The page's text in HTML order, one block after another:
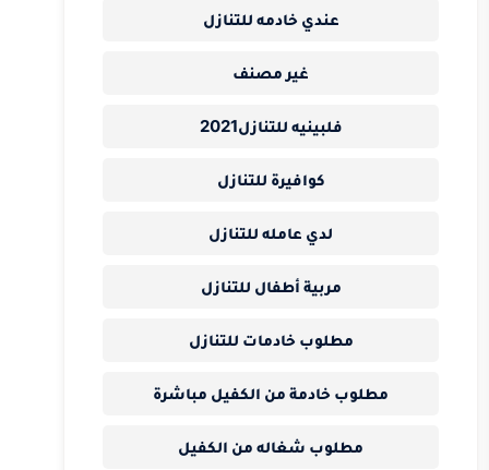
عندي خادمه للتنازل
غير مصنف
فلبينيه للتنازل2021
كوافيرة للتنازل
لدي عامله للتنازل
مربية أطفال للتنازل
مطلوب خادمات للتنازل
مطلوب خادمة من الكفيل مباشرة
مطلوب شغاله من الكفيل